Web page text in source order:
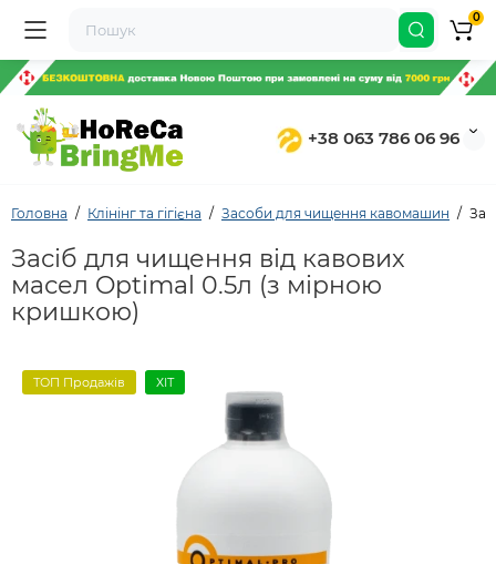
+38 063 786 06 96
0
Головна Клінінг та гігієна Засоби для чищення кавомашин
Засіб для чищення від кавових
масел Optimal 0.5л (з мірною
кришкою)
ТОП Продажів ХІТ